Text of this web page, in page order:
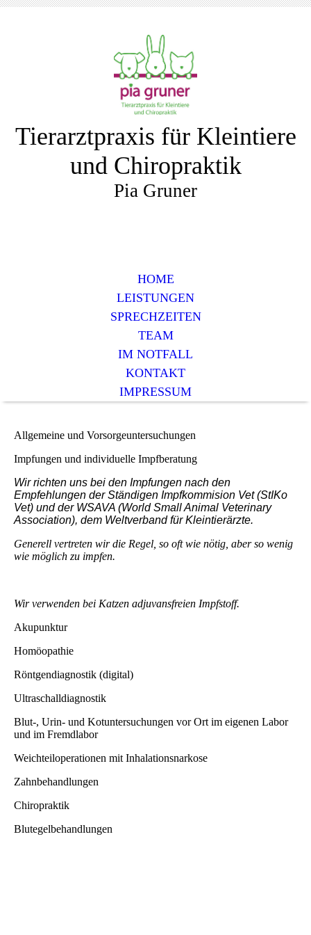
Tierarztpraxis für Kleintiere
und Chiropraktik
Pia Gruner
HOME
LEISTUNGEN
SPRECHZEITEN
TEAM
IM NOTFALL
KONTAKT
IMPRESSUM
Allgemeine und Vorsorgeuntersuchungen
Impfungen und individuelle Impfberatung
Wir richten uns bei den Impfungen nach den
Empfehlungen der Ständigen Impfkommision Vet (StIKo
Vet) und der WSAVA (World Small Animal Veterinary
Association), dem Weltverband für Kleintierärzte.
Generell vertreten wir die Regel, so oft wie nötig, aber so wenig
wie möglich zu impfen.
Wir verwenden bei Katzen adjuvansfreien Impfstoff.
Akupunktur
Homöopathie
Röntgendiagnostik (digital)
Ultraschalldiagnostik
Blut-, Urin- und Kotuntersuchungen vor Ort im eigenen Labor
und im Fremdlabor
Weichteiloperationen mit Inhalationsnarkose
Zahnbehandlungen
Chiropraktik
Blutegelbehandlungen